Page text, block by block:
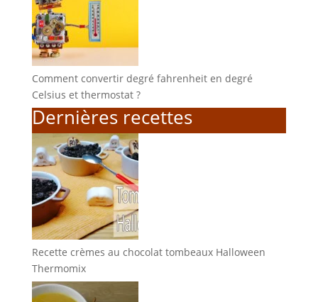
Comment convertir degré fahrenheit en degré
Celsius et thermostat ?
Dernières recettes
Recette crèmes au chocolat tombeaux Halloween
Thermomix